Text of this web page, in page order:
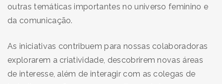
outras temáticas importantes no universo feminino e
da comunicação.
As iniciativas contribuem para nossas colaboradoras
explorarem a criatividade, descobrirem novas áreas
de interesse, além de interagir com as colegas de